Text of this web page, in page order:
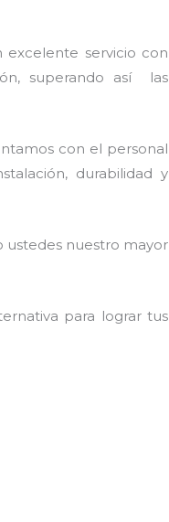
excelente servicio con
superando así las
con el personal
durabilidad y
ustedes nuestro mayor
para lograr tus